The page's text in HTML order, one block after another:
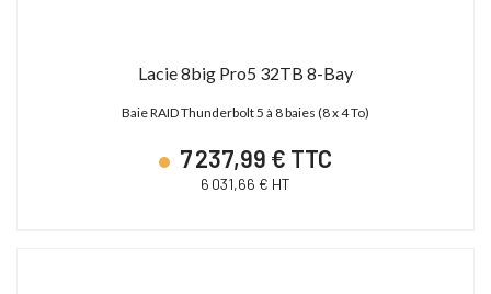
Lacie 8big Pro5 32TB 8-Bay
Baie RAID Thunderbolt 5 à 8 baies (8 x 4 To)
7 237,99 € TTC
6 031,66 € HT